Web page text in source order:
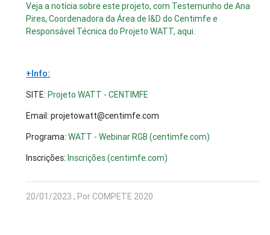
Veja a notícia sobre este projeto, com Testemunho de Ana
Pires, Coordenadora da Área de I&D do Centimfe e
Responsável Técnica do Projeto WATT, aqui.
+Info:
SITE: Projeto WATT - CENTIMFE
Email: projetowatt@centimfe.com
Programa:WATT - Webinar RGB (centimfe.com)
Inscrições: Inscrições (centimfe.com)
20/01/2023 , Por COMPETE 2020